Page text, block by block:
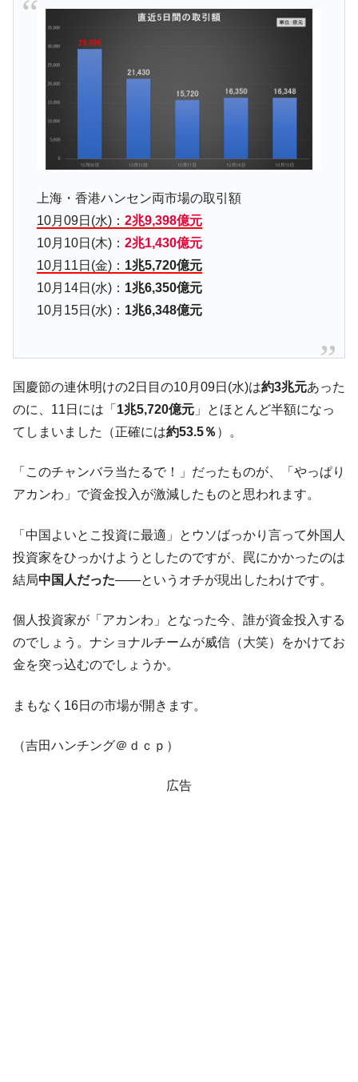
【米韓激突案件】韓国消費者院が『クーパ
ン』1人当たり賠償10万ウォンを認定 ⇒ 総額3兆7,000億
『Money1』
『Money1』
韓国型イージス搭載の次世代駆逐艦
「KDDX」1番艦、2032年竣工と公示
は韓国で『BYD』車は売れている。6カ月で対前年同期比
1.9倍！
『Money1』
在韓米国大使スティールが着韓！⇒ さっそ
く空港に詰めかけ「出て行け！」「極右勢力」のプラカー
ドを掲げる「在韓反米勢力」
『Money1』
韓国政府「2035年までに18.4GW規模のAIデ
ータセンター整備」⇒ だから無理だってば。
JPモルガン「韓国レバレッジETFの清算は
ほぼ終わった」
『Money1』
韓国『国民年金公団』株価暴落で200兆蒸
発。
『Money1』
韓国政府「ニセＫ-ブランドを通報しようキ
『Money1』
韓国「橋が落ちました」⇒ 耐久性「なさす
ぎ」では。
営業利益80.2％も減少
Fact1
日本の誇る海洋資源調査船『白嶺』は先進技術の
塊！
Fact1
夏の甲子園、優勝校を最も多く輩出している都道
府県とは？
Fact1 今話題の「楽天ライオンズ」とは？
Fact1
全て勝つといくら？ 競馬GI競走で勝利騎手がもら
Fact1 平成仮面ライダーの意外すぎるモチーフとは？
発表から2日で大崩壊、鳴かず飛ばずに終わりそう
上海・香港ハンセン両市場の取引額
10月09日(水)： 2兆9,398億元
10月10日(木)： 2兆1,430億元
10月11日(金)： 1兆5,720億元
10月14日(水)： 1兆6,350億元
10月15日(水)： 1兆6,348億元
国慶節の連休明けの2日目の10月09日(水)は約3兆元あった
のに、11日には「 1兆5,720億元 」とほとんど半額になっ
てしまいました（正確には約53.5％ ）。
「このチャンバラ当たるで！」だったものが、「やっぱり
アカンわ」で資金投入が激減したものと思われます。
「中国よいとこ投資に最適」とウソばっかり言って外国人
投資家をひっかけようとしたのですが、罠にかかったのは
結局中国人だった――というオチが現出したわけです。
個人投資家が「アカンわ」となった今、誰が資金投入する
のでしょう。ナショナルチームが威信（大笑）をかけてお
金を突っ込むのでしょうか。
まもなく16日の市場が開きます。
（吉田ハンチング＠ｄｃｐ）
広告